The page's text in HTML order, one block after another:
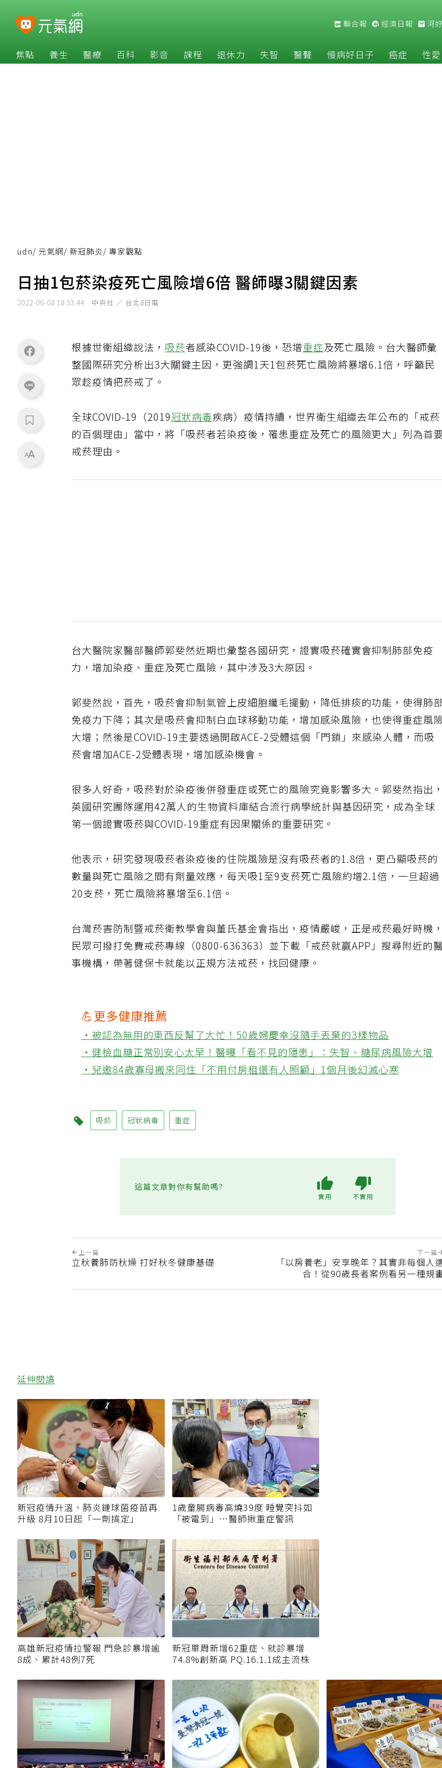
聯合報 經濟日報 河
焦點 養生 醫療 百科 影音 課程 退休力 失智 醫聲 慢病好日子 癌症 性愛
udn/ 元氣網/ 新冠肺炎/ 專家觀點
日抽1包菸染疫死亡風險增6倍 醫師曝3關鍵因素
2022-06-08 18:53:44 中央社 ／ 台北8日電
根據世衛組織說法，吸菸者感染COVID-19後，恐增重症及死亡風險。台大醫師彙
整國際研究分析出3大關鍵主因，更強調1天1包菸死亡風險將暴增6.1倍，呼籲民
眾趁疫情把菸戒了。
全球COVID-19（2019冠狀病毒疾病）疫情持續，世界衛生組織去年公布的「戒菸
的百個理由」當中，將「吸菸者若染疫後，罹患重症及死亡的風險更大」列為首
戒菸理由。
台大醫院家醫部醫師郭斐然近期也彙整各國研究，證實吸菸確實會抑制肺部免疫
力，增加染疫、重症及死亡風險，其中涉及3大原因。
郭斐然說，首先，吸菸會抑制氣管上皮細胞纖毛擺動，降低排痰的功能，使得肺部
免疫力下降；其次是吸菸會抑制白血球移動功能，增加感染風險，也使得重症風
大增；然後是COVID-19主要透過開啟ACE-2受體這個「門鎖」來感染人體，而吸
菸會增加ACE-2受體表現，增加感染機會。
很多人好奇，吸菸對於染疫後併發重症或死亡的風險究竟影響多大。郭斐然指出，
英國研究團隊運用42萬人的生物資料庫結合流行病學統計與基因研究，成為全球
第一個證實吸菸與COVID-19重症有因果關係的重要研究。
他表示，研究發現吸菸者染疫後的住院風險是沒有吸菸者的1.8倍，更凸顯吸菸的
數量與死亡風險之間有劑量效應，每天吸1至9支菸死亡風險約增2.1倍，一旦超過
20支菸，死亡風險將暴增至6.1倍。
台灣菸害防制暨戒菸衛教學會與董氏基金會指出，疫情嚴峻，正是戒菸最好時機，
民眾可撥打免費戒菸專線（0800-636363）並下載「戒菸就贏APP」搜尋附近的醫
事機構，帶著健保卡就能以正規方法戒菸，找回健康。
💪更多健康推薦
‧被認為無用的東西反幫了大忙！50歲婦慶幸沒隨手丟棄的3樣物品
‧健檢血糖正常別安心太早！醫曝「看不見的隱患」：失智、糖尿病風險大增
‧兒邀84歲寡母搬來同住「不用付房租還有人照顧」1個月後幻滅心寒
吸菸 冠狀病毒 重症
這篇文章對你有幫助嗎?
實用 不實用
上一篇
立秋養肺防秋燥 打好秋冬健康基礎
下一篇
「以房養老」安享晚年？其實非每個人
合！從90歲長者案例看另一種規
延伸閱讀
新冠疫情升溫、肺炎鏈球菌疫苗再
升級 8月10日起「一劑搞定」
1歲童腸病毒高燒39度 睡覺突抖如
「被電到」…醫師揪重症警訊
高雄新冠疫情拉警報 門急診暴增逾
8成、累計48例7死
新冠單周新增62重症、就診暴增
74.8%創新高 PQ.16.1.1成主流株